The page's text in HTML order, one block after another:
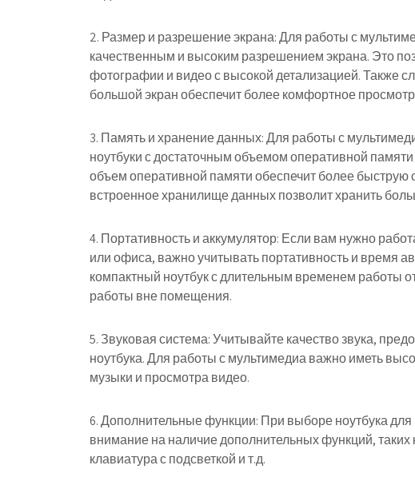
2. Размер и разрешение экрана: Для работы с
качественным и высоким разрешением экрана. Это
фотографии и видео с высокой детализацией. Также
большой экран обеспечит более комфортное
3. Память и хранение данных: Для работы с
ноутбуки с достаточным объемом оперативной
объем оперативной памяти обеспечит более
встроенное хранилище данных позволит хранить
4. Портативность и аккумулятор: Если вам нужно
или офиса, важно учитывать портативность и время
компактный ноутбук с длительным временем работы
работы вне помещения.
5. Звуковая система: Учитывайте качество звука,
ноутбука. Для работы с мультимедиа важно иметь
музыки и просмотра видео.
6. Дополнительные функции: При выборе ноутбука
внимание на наличие дополнительных функций, таких
клавиатура с подсветкой и т.д.